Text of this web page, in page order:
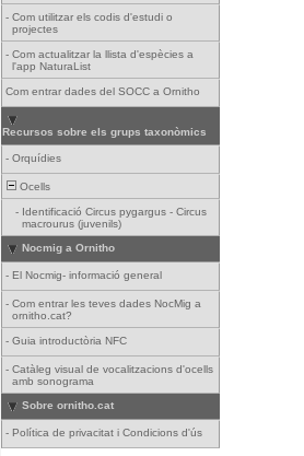
- Com utilitzar els codis d'estudi o
projectes
- Com actualitzar la llista d'espècies a
l'app NaturaList
Com entrar dades del SOCC a Ornitho
Recursos sobre els grups taxonòmics
- Orquídies
Ocells
- Identificació Circus pygargus - Circus
macrourus (juvenils)
Nocmig a Ornitho
- El Nocmig- informació general
- Com entrar les teves dades NocMig a
ornitho.cat?
- Guia introductòria NFC
- Catàleg visual de vocalitzacions d'ocells
amb sonograma
Sobre ornitho.cat
- Política de privacitat i Condicions d'ús